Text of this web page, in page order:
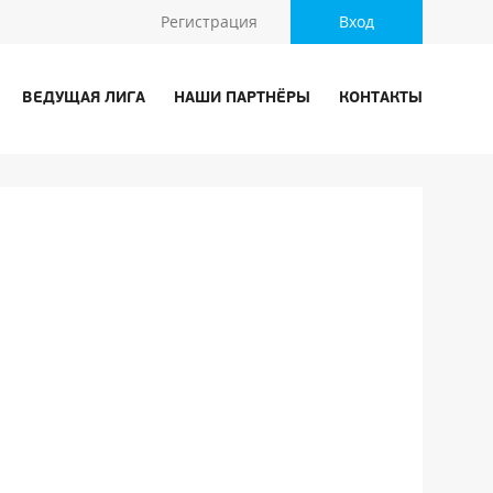
Вход
Регистрация
ВЕДУЩАЯ ЛИГА НАШИ ПАРТНЁРЫ КОНТАКТЫ